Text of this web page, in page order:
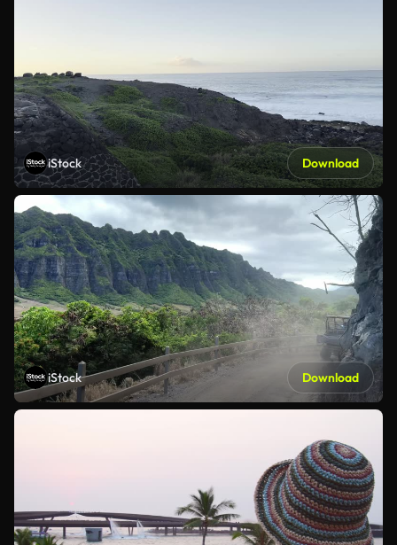
iStock Download
iStock Download